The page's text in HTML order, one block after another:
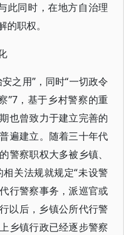
此同时，在地方自治理
职权。
之用”，同时“一切政令
”7，基于乡村警察的重
也曾致力于建立完善的
遍建立。随着三十年代
警察职权大多被乡镇、
关法规就规定“未设警
行警察事务，派巡官或
以后，乡镇公所代行警
乡镇行政已经逐步警察